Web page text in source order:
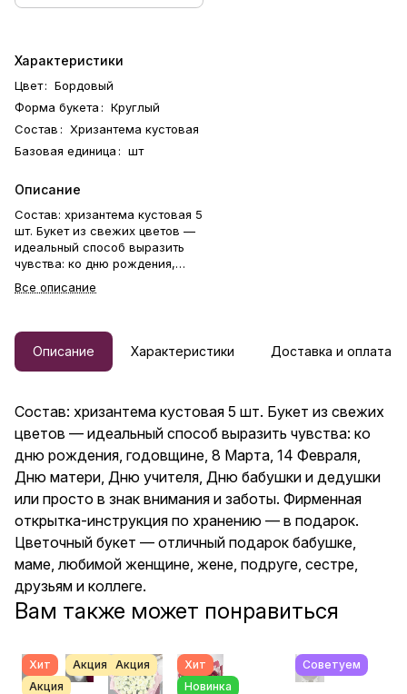
Характеристики
Цвет: Бордовый
Форма букета: Круглый
Состав: Хризантема кустовая
Базовая единица: шт
Описание
Состав: хризантема кустовая 5
шт. Букет из свежих цветов —
идеальный способ выразить
чувства: ко дню рождения,
Февраля, Дню матери, Дню
дедушки или просто в знак
внимания и заботы. Фирменная
открытка-инструкция по
подарок бабушке, маме,
любимой женщине, жене,
подруге, сестре, друзьям и
коллеге.
Все описание
Описание Характеристики Доставка и оплата
Состав: хризантема кустовая 5 шт. Букет из свежих
цветов — идеальный способ выразить чувства: ко
дню рождения, годовщине, 8 Марта, 14 Февраля,
Дню матери, Дню учителя, Дню бабушки и дедушки
или просто в знак внимания и заботы. Фирменная
открытка-инструкция по хранению — в подарок.
Цветочный букет — отличный подарок бабушке,
маме, любимой женщине, жене, подруге, сестре,
друзьям и коллеге.
Вам также может понравиться
Хит
Акция
Акция Акция
Хит
Новинка
Советуем